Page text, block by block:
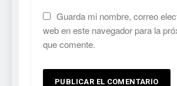
Guarda mi nombre, correo
web en este navegador para la
que comente.